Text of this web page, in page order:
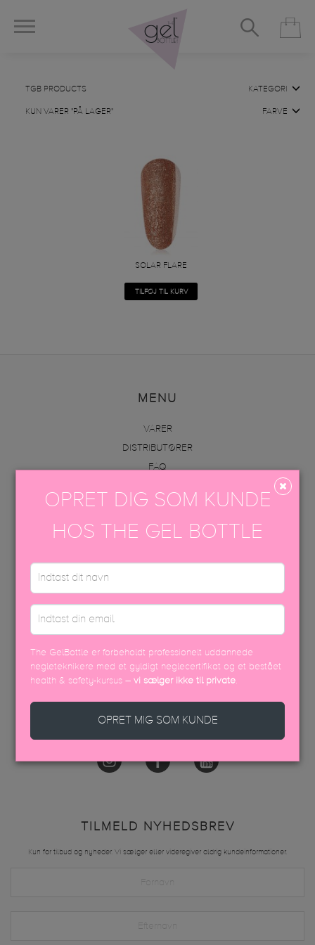
TGB PRODUCTS
KUN VARER "PÅ LAGER"
KATEGORI
FARVE
SOLAR FLARE
TILFØJ TIL KURV
MENU
VARER
DISTRIBUTØRER
FAQ
AKADEMI
KONTAKT OS
info@thegelbottle.dk
Femmeunique,
Skalhuse 10
9240, Nibe
FØLG OS
TILMELD NYHEDSBREV
Kun for tilbud og nyheder. Vi sælger eller videregiver aldrig kundeinformationer.
OPRET DIG SOM KUNDE
HOS THE GEL BOTTLE
The GelBottle er forbeholdt professionelt uddannede
negleteknikere med et gyldigt neglecertifikat og et bestået
health & safety-kursus –vi sælger ikke til private.
OPRET MIG SOM KUNDE